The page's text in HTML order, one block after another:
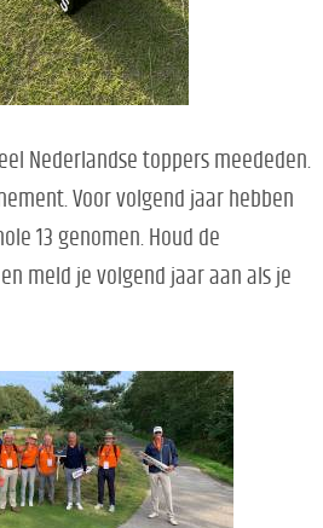
Nederlandse toppers meededen.
Voor volgend jaar hebben
13 genomen. Houd de
meld je volgend jaar aan als je